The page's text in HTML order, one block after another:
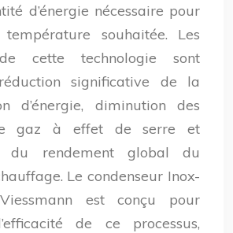
d’énergie nécessaire pour
souhaitée. Les
cette technologie sont
significative de la
d’énergie, diminution des
gaz à effet de serre et
du rendement global du
Le condenseur Inox-
est conçu pour
de ce processus,